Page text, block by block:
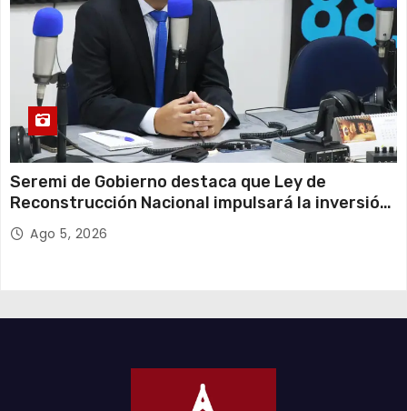
Seremi de Gobierno destaca que Ley de
Reconstrucción Nacional impulsará la inversión
y el empleo en Tarapacá
Ago 5, 2026